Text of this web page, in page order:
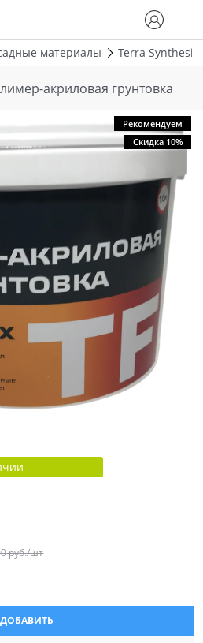
материалы Terra Synthesis
акриловая грунтовка
Рекомендуем
Скидка 10%
руб./шт
ДОБАВИТЬ